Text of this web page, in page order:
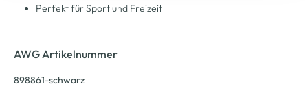
Perfekt für Sport und Freizeit
AWG Artikelnummer
898861-schwarz